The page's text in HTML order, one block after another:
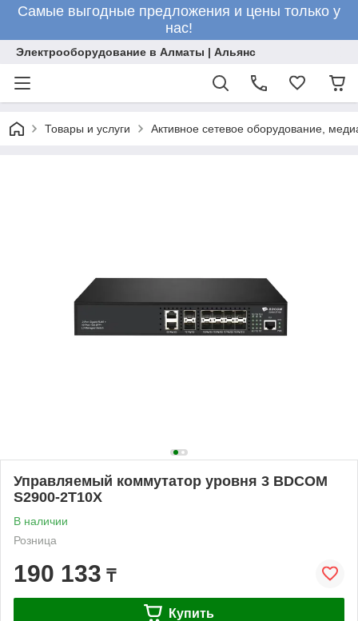
Самые выгодные предложения и цены только у
нас!
Электрооборудование в Алматы | Альянс
Товары и услуги Активное сетевое оборудование,
Управляемый коммутатор уровня 3 BDCOM
S2900-2T10X
В наличии
Розница
190 133 ₸
Купить